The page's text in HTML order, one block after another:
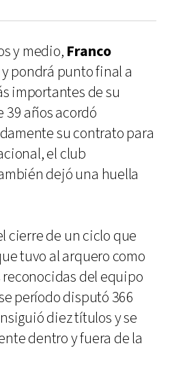
y medio, Franco
pondrá punto final a
importantes de su
39 años acordó
su contrato para
el club
dejó una huella
cierre de un ciclo que
tuvo al arquero como
reconocidas del equipo
período disputó 366
diez títulos y se
dentro y fuera de la